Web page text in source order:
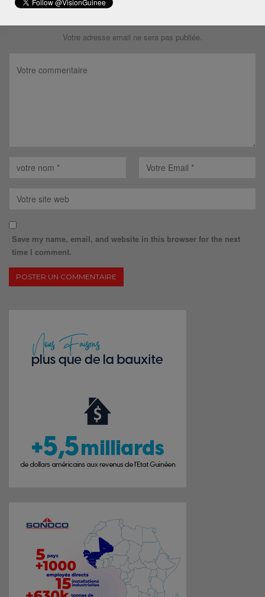
LAISSER UN COMMENTAIRE
Votre adresse email ne sera pas publiée.
Save my name, email, and website in this browser for the next
time I comment.